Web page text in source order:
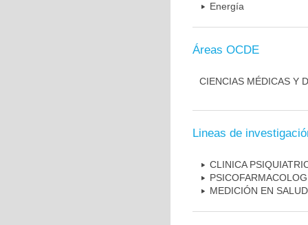
Energía
Áreas OCDE
CIENCIAS MÉDICAS Y
Lineas de
CLINICA
MEDICIÓN EN SALUD